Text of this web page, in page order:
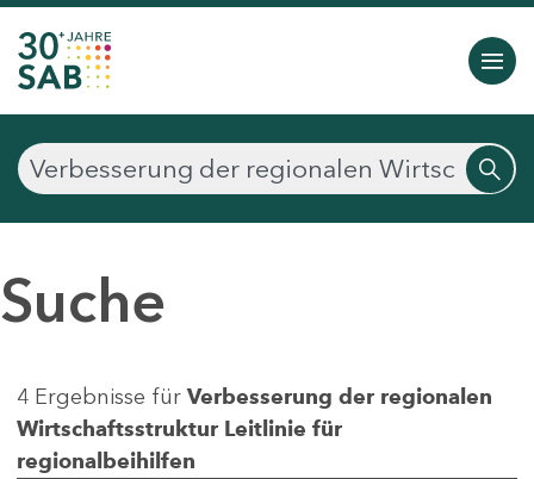
Suche
4 Ergebnisse für Verbesserung der regionalen
Wirtschaftsstruktur Leitlinie für
regionalbeihilfen